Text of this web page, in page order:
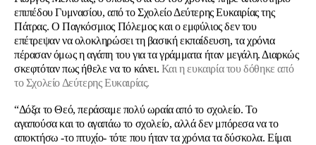
επιπέδου Γυμνασίου, από τοΣχολείο Δεύτερης Ευκαιρίας της
Πάτρας. Ο Παγκόσμιος Πόλεμος και ο εμφύλιος δεν του
επέτρεψαν να ολοκληρώσει τη βασική εκπαίδευση, τα χρόνια
πέρασαν όμως η αγάπη του για τα γράμματα ήταν μεγάλη. Διαρκώς
σκεφτόταν πως ήθελε να το κάνει. Και η ευκαιρία του δόθηκε από
το Σχολείο Δεύτερης Ευκαιρίας.
“Δόξα το Θεό, περάσαμε πολύ ωραία από το σχολείο. Το
αγαπούσα και το αγαπάω το σχολείο, αλλά δεν μπόρεσα να το
αποκτήσω -το πτυχίο- τότε που ήταν τα χρόνια τα δύσκολα. Είμαι